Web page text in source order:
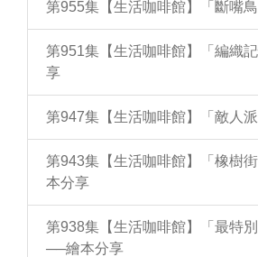
第955集【生活咖啡館】「斷嘴
第951集【生活咖啡館】「編織
享
第947集【生活咖啡館】「敵人
第943集【生活咖啡館】「橡樹
本分享
第938集【生活咖啡館】「最特別
──繪本分享